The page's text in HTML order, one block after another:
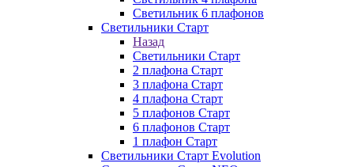
Светильник 6 плафонов
Светильники Старт
Назад
Светильники Старт
2 плафона Старт
3 плафона Старт
4 плафона Старт
5 плафонов Старт
6 плафонов Старт
1 плафон Старт
Светильники Старт Evolution